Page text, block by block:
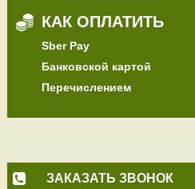
КАК ОПЛАТИТЬ
Sber Pay
Банковской картой
Перечислением
ЗАКАЗАТЬ ЗВОНОК